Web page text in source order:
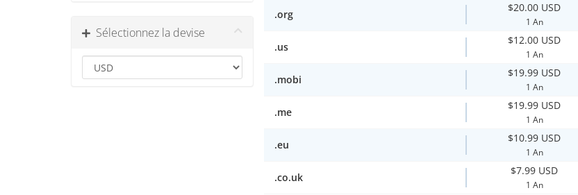
Sélectionnez la devise
.org
$20.00 USD
1 An
.us
$12.00 USD
1 An
.mobi
$19.99 USD
1 An
.me
$19.99 USD
1 An
.eu
$10.99 USD
1 An
.co.uk
$7.99 USD
1 An